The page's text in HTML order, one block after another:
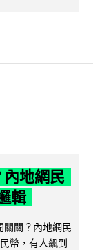
地網民
輯
關？內地網民
幣，有人飆到